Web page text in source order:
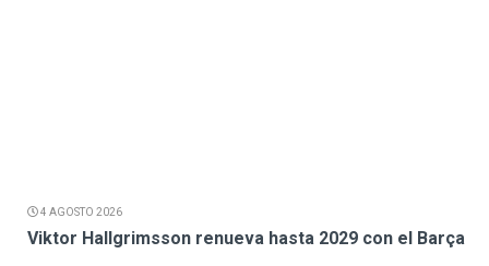
4 AGOSTO 2026
Viktor Hallgrimsson renueva hasta 2029 con el Barça